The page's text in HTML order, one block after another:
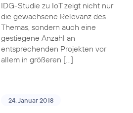
IDG-Studie zu IoT zeigt nicht nur
die gewachsene Relevanz des
Themas, sondern auch eine
gestiegene Anzahl an
entsprechenden Projekten vor
allem in größeren […]
24. Januar 2018